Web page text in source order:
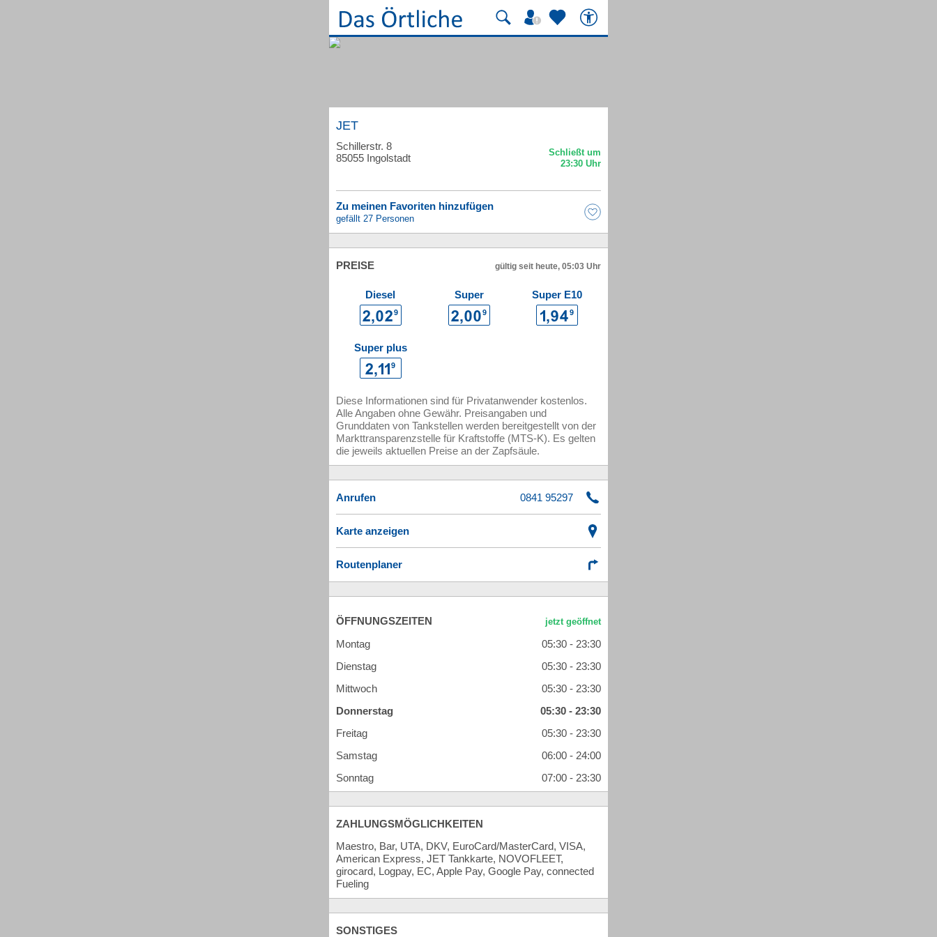
JET
Schillerstr. 8
85055 Ingolstadt
Zu meinen Favoriten hinzufügen
gefällt 27 Personen
PREISE gültig seit heute, 05:03 Uhr
Diesel Super Super E10
Super plus
Diese Informationen sind für Privatanwender kostenlos.
Alle Angaben ohne Gewähr. Preisangaben und
Grunddaten von Tankstellen werden bereitgestellt von der
Markttransparenzstelle für Kraftstoffe (MTS-K). Es gelten
die jeweils aktuellen Preise an der Zapfsäule.
Anrufen
Karte anzeigen
Routenplaner
ÖFFNUNGSZEITEN
Montag
05:30 - 23:30
Dienstag
05:30 - 23:30
Mittwoch
05:30 - 23:30
Donnerstag
05:30 - 23:30
Freitag
05:30 - 23:30
Samstag
06:00 - 24:00
Sonntag
07:00 - 23:30
ZAHLUNGSMÖGLICHKEITEN
Maestro, Bar, UTA, DKV, EuroCard/MasterCard, VISA,
American Express, JET Tankkarte, NOVOFLEET,
girocard, Logpay, EC, Apple Pay, Google Pay, connected
Fueling
SONSTIGES